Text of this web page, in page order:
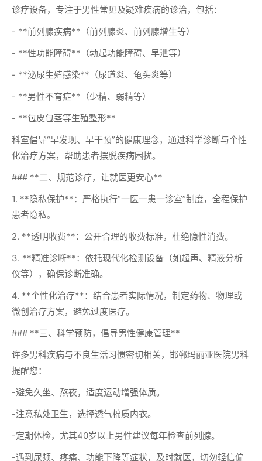
诊疗设备，专注于男性常见及疑难疾病的诊治，包括：
- **前列腺疾病**（前列腺炎、前列腺增生等）
- **性功能障碍**（勃起功能障碍、早泄等）
- **泌尿生殖感染**（尿道炎、龟头炎等）
- **男性不育症**（少精、弱精等）
- **包皮包茎等生殖整形**
科室倡导“早发现、早干预”的健康理念，通过科学诊断与个性
化治疗方案，帮助患者摆脱疾病困扰。
### **二、规范诊疗，让就医更安心**
1. **隐私保护**：严格执行“一医一患一诊室”制度，全程保护
患者隐私。
2. **透明收费**：公开合理的收费标准，杜绝隐性消费。
3. **精准诊断**：依托现代化检测设备（如超声、精液分析
仪等），确保诊断准确。
4. **个性化治疗**：结合患者实际情况，制定药物、物理或
微创治疗方案，避免过度医疗。
### **三、科学预防，倡导男性健康管理**
许多男科疾病与不良生活习惯密切相关，邯郸玛丽亚医院男科
提醒您：
-避免久坐、熬夜，适度运动增强体质。
-注意私处卫生，选择透气棉质内衣。
-定期体检，尤其40岁以上男性建议每年检查前列腺。
-遇到尿频、疼痛、功能下降等症状，及时就医，切勿轻信偏